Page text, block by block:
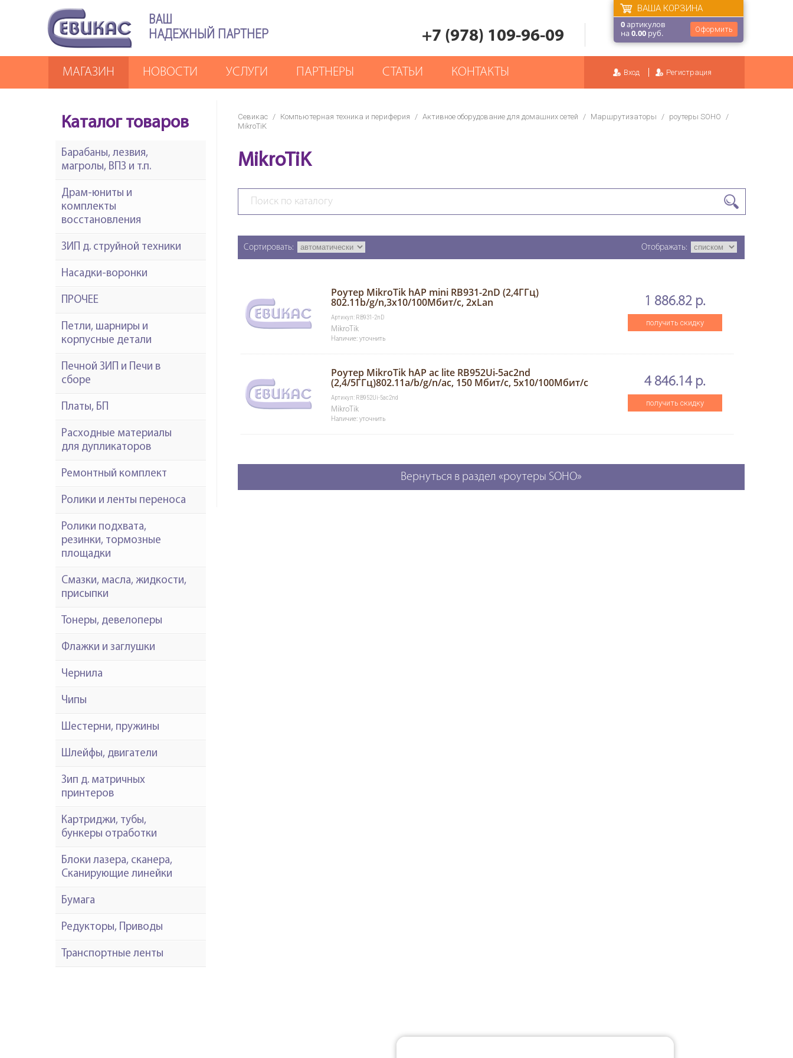
ВАШ
НАДЕЖНЫЙ ПАРТНЕР
+7 (978) 109-96-09 Оформить
ВАША КОРЗИНА
0артикулов
на0.00 руб.
Вход Регистрация
МАГАЗИН НОВОСТИ УСЛУГИ ПАРТНЕРЫ СТАТЬИ КОНТАКТЫ
Севикас / Компьютерная техника и периферия / Активное оборудование для домашних сетей / Маршрутизаторы / роутеры SOHO /
MikroTiK
MikroTiK
Сортировать: Отображать:
Роутер MikroTik hAP mini RB931-2nD (2,4ГГц)
802.11b/g/n,3x10/100Мбит/с, 2xLan
Артикул: RB931-2nD
MikroTik
Наличие: уточнить
1 886.82 р.
получить скидку
Роутер MikroTik hAP ac lite RB952Ui-5ac2nd
(2,4/5ГГц)802.11a/b/g/n/ac, 150 Мбит/с, 5x10/100Мбит/с
Артикул: RB952Ui-5ac2nd
MikroTik
Наличие: уточнить
4 846.14 р.
получить скидку
Вернуться в раздел «роутеры SOHO»
Каталог товаров
Барабаны, лезвия,
магролы, ВПЗ и т.п.
Драм-юниты и
комплекты
восстановления
ЗИП д. струйной техники
Насадки-воронки
ПРОЧЕЕ
Петли, шарниры и
корпусные детали
Печной ЗИП и Печи в
сборе
Платы, БП
Расходные материалы
для дупликаторов
Ремонтный комплект
Ролики и ленты переноса
Ролики подхвата,
резинки, тормозные
площадки
Смазки, масла, жидкости,
присыпки
Тонеры, девелоперы
Флажки и заглушки
Чернила
Чипы
Шестерни, пружины
Шлейфы, двигатели
Зип д. матричных
принтеров
Картриджи, тубы,
бункеры отработки
Блоки лазера, сканера,
Сканирующие линейки
Бумага
Редукторы, Приводы
Транспортные ленты